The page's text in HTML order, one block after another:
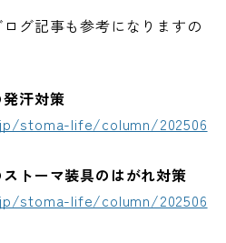
グ記事も参考になりますの
汗対策
stoma-life/column/202506
トーマ装具のはがれ対策
stoma-life/column/202506